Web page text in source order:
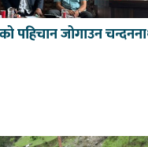
पहिचान जोगाउन